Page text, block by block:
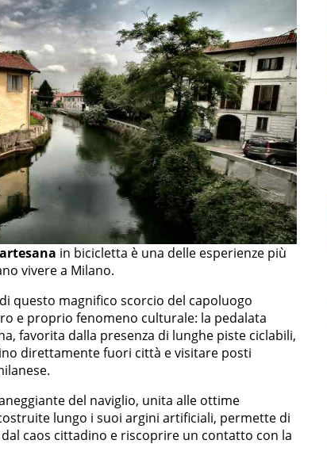
in bicicletta è una delle esperienze più
vivere a Milano.
questo magnifico scorcio del capoluogo
e proprio fenomeno culturale: la pedalata
favorita dalla presenza di lunghe piste ciclabili,
direttamente fuori città e visitare posti
del naviglio, unita alle ottime
lungo i suoi argini artificiali, permette di
caos cittadino e riscoprire un contatto con la